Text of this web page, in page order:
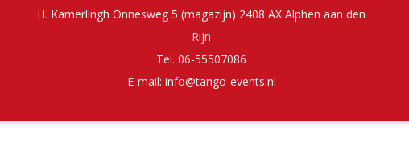
H. Kamerlingh Onnesweg 5 (magazijn) 2408 AX Alphen aan den
Rijn
Tel. 06-55507086
E-mail: info@tango-events.nl